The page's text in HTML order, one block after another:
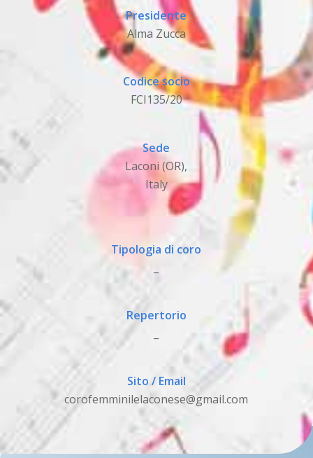
Presidente
Alma Zucca
Codice socio
FCI135/20
Sede
Laconi (OR),
Italy
Tipologia di coro
Repertorio
Sito / Email
corofemminilelaconese@gmail.com